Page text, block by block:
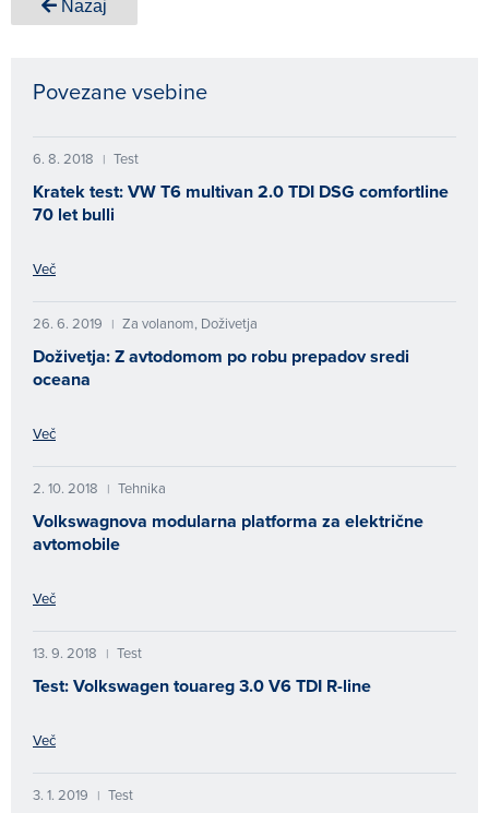
Nazaj
Povezane vsebine
6. 8. 2018 | Test
Kratek test: VW T6 multivan 2.0 TDI DSG comfortline
70 let bulli
Več
26. 6. 2019 | Za volanom, Doživetja
Doživetja: Z avtodomom po robu prepadov sredi
oceana
Več
2. 10. 2018 | Tehnika
Volkswagnova modularna platforma za električne
avtomobile
Več
13. 9. 2018 | Test
Test: Volkswagen touareg 3.0 V6 TDI R-line
Več
3. 1. 2019 | Test